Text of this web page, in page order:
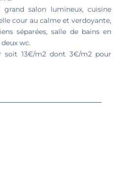
salon lumineux, cuisine
cour au calme et verdoyante,
séparées, salle de bains en
wc.
soit 13€/m2 dont 3€/m2 pour